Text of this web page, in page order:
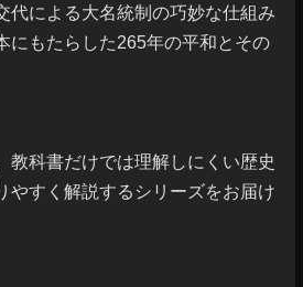
代による大名統制の巧妙な仕組み
にもたらした265年の平和とその
教科書だけでは理解しにくい歴史
やすく解説するシリーズをお届け